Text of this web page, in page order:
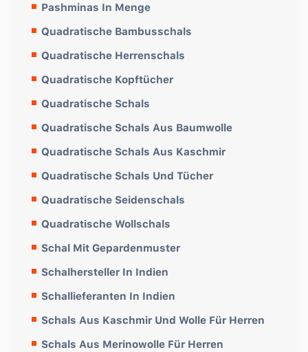
Pashminas In Menge
Quadratische Bambusschals
Quadratische Herrenschals
Quadratische Kopftücher
Quadratische Schals
Quadratische Schals Aus Baumwolle
Quadratische Schals Aus Kaschmir
Quadratische Schals Und Tücher
Quadratische Seidenschals
Quadratische Wollschals
Schal Mit Gepardenmuster
Schalhersteller In Indien
Schallieferanten In Indien
Schals Aus Kaschmir Und Wolle Für Herren
Schals Aus Merinowolle Für Herren